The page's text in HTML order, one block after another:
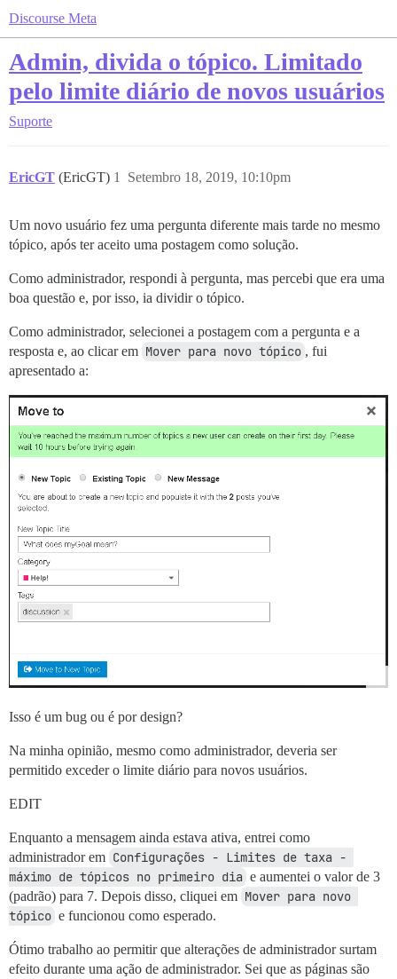
Discourse Meta
Admin, divida o tópico. Limitado
pelo limite diário de novos usuários
Suporte
EricGT (EricGT) Setembro 18, 2019, 10:10pm
1
Um novo usuário fez uma pergunta diferente mais tarde no mesmo
tópico, após ter aceito uma postagem como solução.
Como administrador, respondi à pergunta, mas percebi que era uma
boa questão e, por isso, ia dividir o tópico.
Como administrador, selecionei a postagem com a pergunta e a
resposta e, ao clicar em Mover para novo tópico , fui
apresentado a:
Isso é um bug ou é por design?
Na minha opinião, mesmo como administrador, deveria ser
permitido exceder o limite diário para novos usuários.
EDIT
Enquanto a mensagem ainda estava ativa, entrei como
administrador em Configurações - Limites de taxa -
máximo de tópicos no primeiro dia e aumentei o valor de 3
(padrão) para 7. Depois disso, cliquei em Mover para novo
tópico e funcionou como esperado.
Ótimo trabalho ao permitir que alterações de administrador surtam
efeito durante uma ação de administrador. Sei que as páginas são